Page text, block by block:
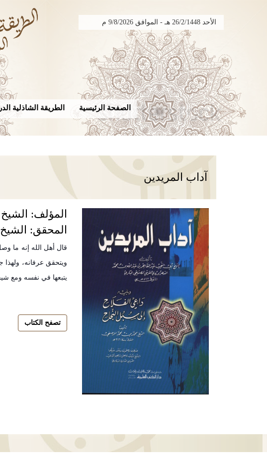
الأحد 26/2/1448 هـ - الموافق 9/8/2026 م
الصفحة الرئيسية الطريقة الشاذلية
آداب المريدين
المؤلف:
المحقق:
قال أهل الله إنه ما
ويتحقق عرفانه،
يتبعها في نفسه ومع
تصفح الكتاب